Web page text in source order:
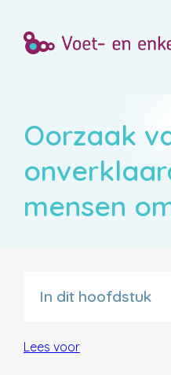
Oorzaak
mensen
In dit hoofdstuk
Lees voor